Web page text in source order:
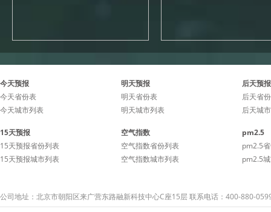
今天预报
今天省份表
今天城市列表
明天预报
明天省份表
明天城市列表
后天预报
后天省
后天城
15天预报
15天预报省份列表
15天预报城市列表
空气指数
空气指数省份列表
空气指数城市列表
pm2.5
pm2.5
pm2.5
公司地址：北京市朝阳区来广营东路融新科技中心C座15层 联系电话：400-880-